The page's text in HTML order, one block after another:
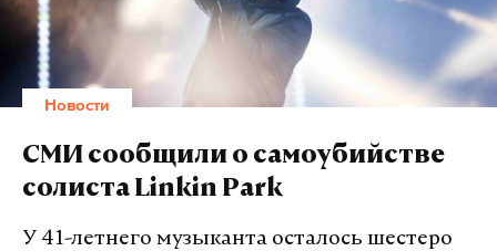
работает там, где тормозит интернет.
А еще мы есть в
Telegram, Дзени
Макс Telegram
Дзен VK
Новости
СМИ сообщили о самоубийстве
солиста Linkin Park
У 41-летнего музыканта осталось шестеро